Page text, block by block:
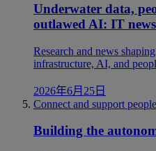
Underwater data,
outlawed AI: IT
Research and news
infrastructure, AI, and
2026年6月25日
Connect and support people
Building the